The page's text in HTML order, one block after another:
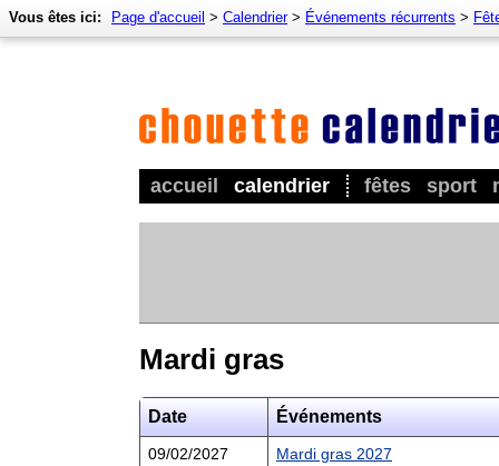
accueil calendrier fêtes sport
Vous êtes ici: Page d'accueil > Calendrier> Événements récurrents >
Mardi gras
Date Événements
09/02/2027
Mardi gras 2027